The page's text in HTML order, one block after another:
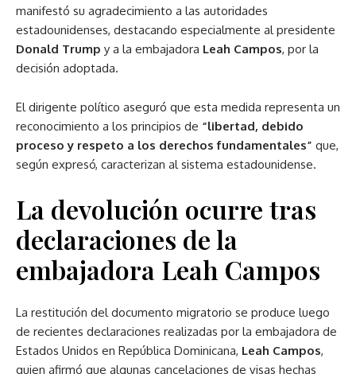
manifestó su agradecimiento a las autoridades
estadounidenses, destacando especialmente al presidente
Donald Trump y a la embajadora Leah Campos, por la
decisión adoptada.
El dirigente político aseguró que esta medida representa un
reconocimiento a los principios de “libertad, debido
proceso y respeto a los derechos fundamentales” que,
según expresó, caracterizan al sistema estadounidense.
La devolución ocurre tras
declaraciones de la
embajadora Leah Campos
La restitución del documento migratorio se produce luego
de recientes declaraciones realizadas por la embajadora de
Estados Unidos en República Dominicana, Leah Campos,
quien afirmó que algunas cancelaciones de visas hechas